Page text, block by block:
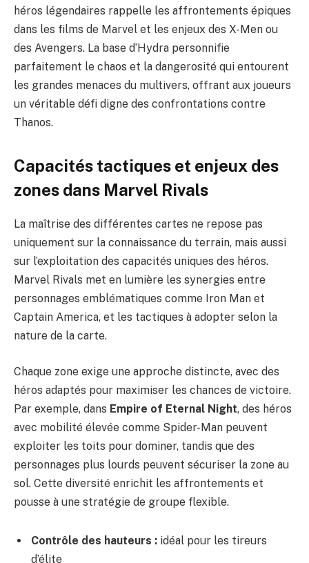
héros légendaires rappelle les affrontements épiques
dans les films de Marvel et les enjeux des X-Men ou
des Avengers. La base d’Hydra personnifie
parfaitement le chaos et la dangerosité qui entourent
les grandes menaces du multivers, offrant aux joueurs
un véritable défi digne des confrontations contre
Thanos.
Capacités tactiques et enjeux des
zones dans Marvel Rivals
La maîtrise des différentes cartes ne repose pas
uniquement sur la connaissance du terrain, mais aussi
sur l’exploitation des capacités uniques des héros.
Marvel Rivals met en lumière les synergies entre
personnages emblématiques comme Iron Man et
Captain America, et les tactiques à adopter selon la
nature de la carte.
Chaque zone exige une approche distincte, avec des
héros adaptés pour maximiser les chances de victoire.
Par exemple, dans Empire of Eternal Night, des héros
avec mobilité élevée comme Spider-Man peuvent
exploiter les toits pour dominer, tandis que des
personnages plus lourds peuvent sécuriser la zone au
sol. Cette diversité enrichit les affrontements et
pousse à une stratégie de groupe flexible.
Contrôle des hauteurs : idéal pour les tireurs
d’élite